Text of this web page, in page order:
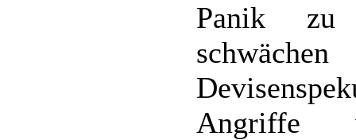
Panik zu
Angriffe